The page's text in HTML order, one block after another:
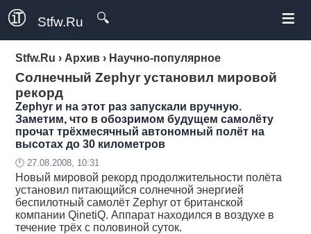
Stfw.Ru 🔍 ≡
Stfw.Ru › Архив › Научно-популярное
Солнечный Zephyr установил мировой
рекорд
Zephyr и на этот раз запускали вручную.
Заметим, что в обозримом будущем самолёту
прочат трёхмесячный автономный полёт на
высотах до 30 километров
🕛 27.08.2008, 10:31
Новый мировой рекорд продолжительности полёта
установил питающийся солнечной энергией
беспилотный самолёт Zephyr от британской
компании QinetiQ. Аппарат находился в воздухе в
течение трёх с половиной суток.